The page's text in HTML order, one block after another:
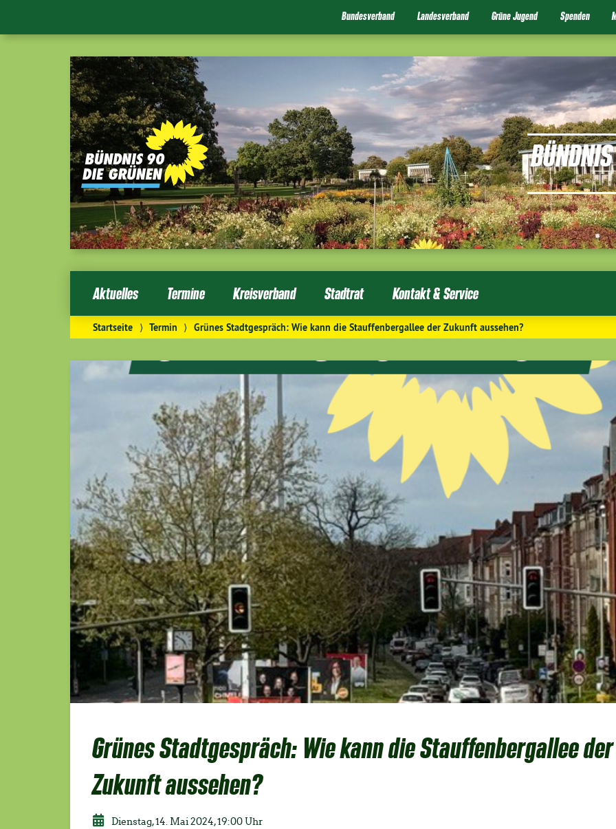
Bundesverband Landesverband Grüne Jugend Spenden
Aktuelles Termine Kreisverband Stadtrat Kontakt & Service
Startseite ⟩ Termin ⟩ Grünes Stadtgespräch: Wie kann die Stauffenbergallee der Zukunft aussehen?
Grünes Stadtgespräch: Wie kann die Stauffenbergallee der
Zukunft aussehen?
Dienstag, 14. Mai 2024, 19:00 Uhr